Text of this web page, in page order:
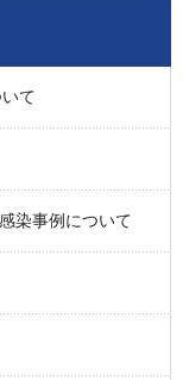
て
染事例について